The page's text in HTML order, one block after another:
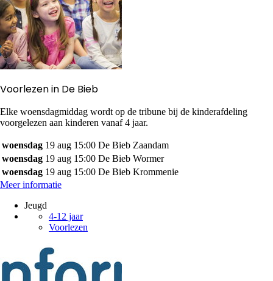
Voorlezen in De Bieb
Elke woensdagmiddag wordt op de tribune bij de kinderafdeling
voorgelezen aan kinderen vanaf 4 jaar.
woensdag 19 aug 15:00 De Bieb Zaandam
woensdag 19 aug 15:00 De Bieb Wormer
woensdag 19 aug 15:00 De Bieb Krommenie
Meer informatie
Jeugd
4-12 jaar
Voorlezen